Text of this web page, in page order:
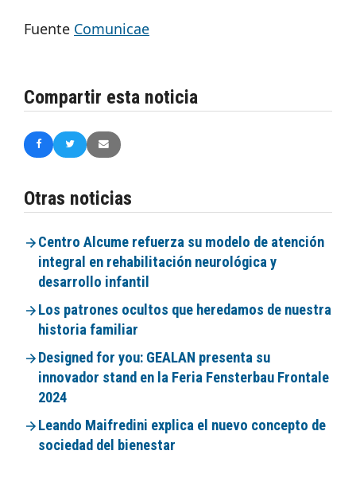
Fuente Comunicae
Compartir esta noticia
Otras noticias
Centro Alcume refuerza su modelo de atención
integral en rehabilitación neurológica y
desarrollo infantil
Los patrones ocultos que heredamos de nuestra
historia familiar
Designed for you: GEALAN presenta su
innovador stand en la Feria Fensterbau Frontale
2024
Leando Maifredini explica el nuevo concepto de
sociedad del bienestar